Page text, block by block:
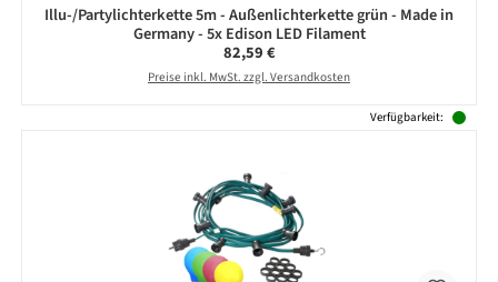
Illu-/Partylichterkette 5m - Außenlichterkette grün - Made in
Germany - 5x Edison LED Filament
Regulärer Preis:
82,59 €
Preise inkl. MwSt. zzgl. Versandkosten
Verfügbarkeit: